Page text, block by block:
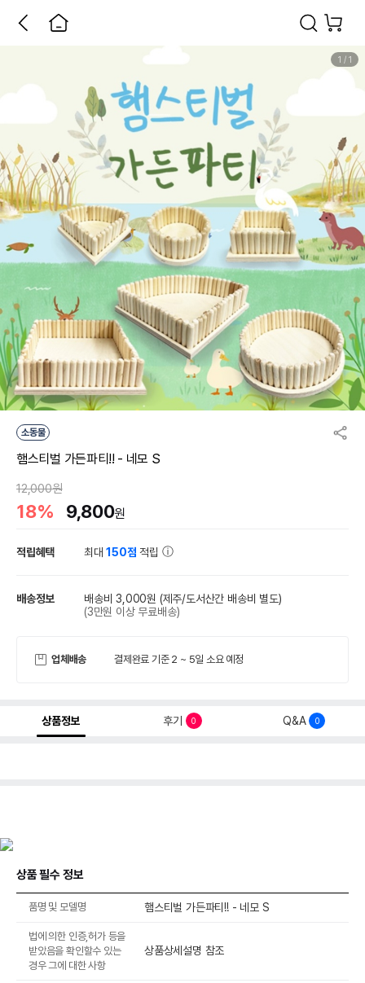
1 / 1
소동물
햄스티벌 가든파티!! - 네모 S
12,000원
18% 9,800원
적립혜택 최대150점 적립
배송정보 배송비 3,000원 (제주/도서산간 배송비 별도)
(3만원 이상 무료배송)
업체배송 결제완료 기준 2 ~ 5일 소요 예정
상품정보 후기 0 Q&A 0
상품 필수 정보
품명 및 모델명 햄스티벌 가든파티!! - 네모 S
법에 의한 인증,허가 등을
받았음을 확인할수 있는
경우 그에 대한 사항
상품상세설명 참조